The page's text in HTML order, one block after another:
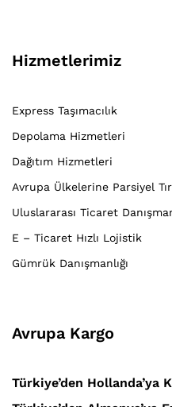
Hizmetlerimiz
Express Taşımacılık
Depolama Hizmetleri
Dağıtım Hizmetleri
Avrupa Ülkelerine Parsiyel
Uluslararası Ticaret
E – Ticaret Hızlı Lojistik
Gümrük Danışmanlığı
Avrupa Kargo
Türkiye’den Hollanda’ya